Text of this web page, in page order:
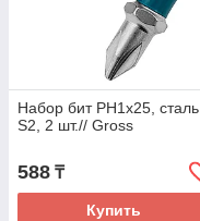
Набор бит PH1х25, сталь
S2, 2 шт.// Gross
588 ₸
Купить